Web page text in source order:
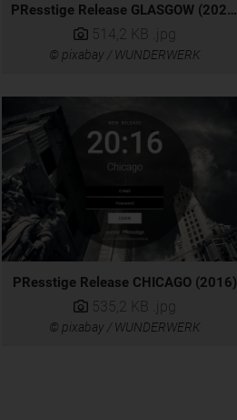
PResstige Release GLASGOW (2020)
514,2 KB .jpg
© pixabay / WUNDERWERK
PResstige Release CHICAGO (2016)
535,2 KB .jpg
© pixabay / WUNDERWERK